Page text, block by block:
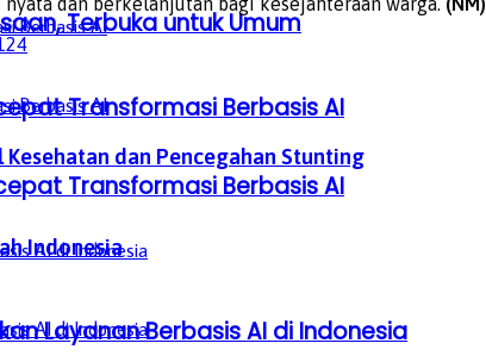
Transformasi Berbasis AI
Layanan Berbasis AI di Indonesia
Terbuka untuk Umum
Transformasi Berbasis AI
dan Pencegahan Stunting
Indonesia